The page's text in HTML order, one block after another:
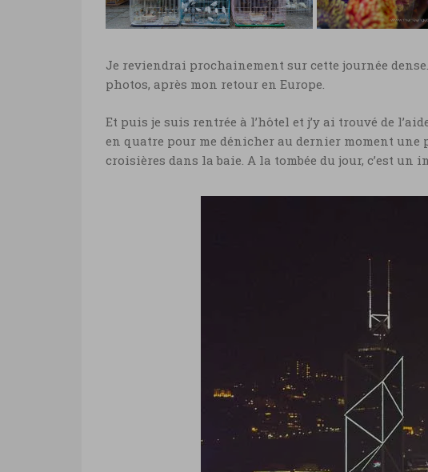
Ostre
Marie-Ange Ostre
Hong Kong,
nouvel an
Ange Ostre
Je reviendrai prochainement sur cette journée
photos, après mon retour en Europe.
Et puis je suis rentrée à l’hôtel et j’y ai trouvé de
en quatre pour me dénicher au dernier moment une
croisières dans la baie. A la tombée du jour, c’est un